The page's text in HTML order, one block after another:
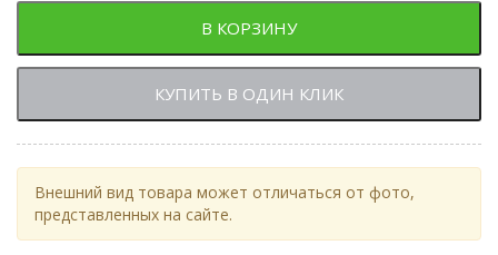
В КОРЗИНУ
КУПИТЬ В ОДИН КЛИК
Внешний вид товара может отличаться от фото,
представленных на сайте.